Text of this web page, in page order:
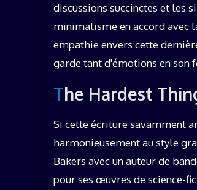
discussions succinctes et les
minimalisme en accord avec
empathie envers cette
garde tant d'émotions en son
The Hardest
Si cette écriture savamment
harmonieusement au style
Bakers avec un auteur de
pour ses œuvres de science-